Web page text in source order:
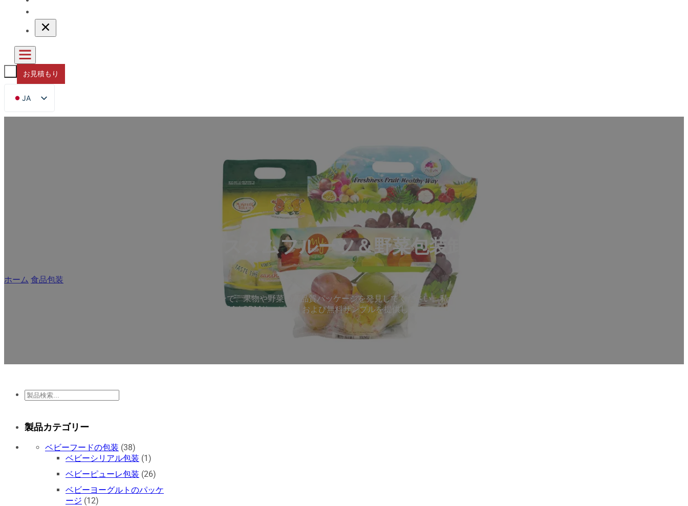
お見積もり
JA
EN
カスタムフルーツ＆野菜包装卸売
ホーム 食品包装
新鮮さと耐久性のために設計されたカスタムソリューションで、果物や野菜の高品質パッケージを発見してください。私たちは、カスタムフルーツ
や野菜のパッケージング、OEM / ODMサービス、および無料サンプルを提供します！
検
製品カテゴリー
ベビーフードの包装 (38)
ベビーシリアル包装 (1)
ベビーピューレ包装 (26)
ベビーヨーグルトのパッケ
ージ (12)